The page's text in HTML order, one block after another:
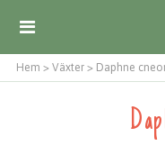
Hem > Växter > Daphne